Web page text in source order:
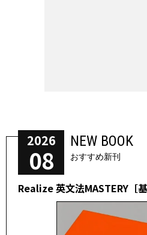
2026
08
NEW BOOK
おすすめ新刊
Realize 英文法MASTERY［